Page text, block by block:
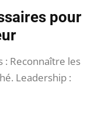
pour
: Reconnaître les
Leadership :